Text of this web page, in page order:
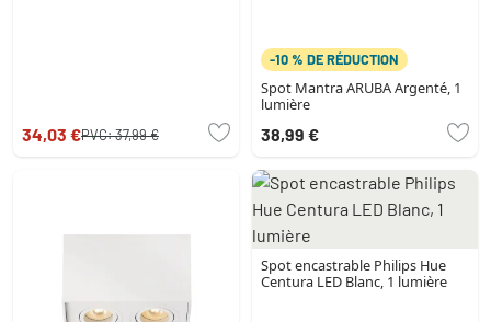
34,03 €PVC:37,99 €
-10 % DE RÉDUCTION
Spot Mantra ARUBA Argenté, 1
lumière
38,99 €
Spot encastrable Philips Hue
Centura LED Blanc, 1 lumière